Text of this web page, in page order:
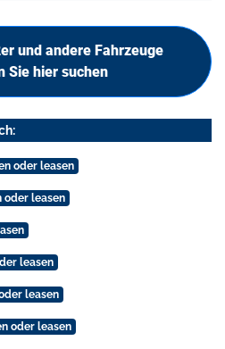
und andere Fahrzeuge
Sie hier suchen
oder leasen
oder leasen
leasen
leasen
oder leasen